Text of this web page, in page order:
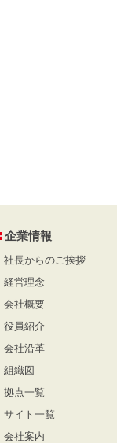
企業情報
社長からのご挨拶
経営理念
会社概要
役員紹介
会社沿革
組織図
拠点一覧
サイト一覧
会社案内